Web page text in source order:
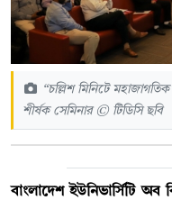
“চল্লিশ মিনিটে মহাজাগতিক
শীর্ষক সেমিনার © টিডিসি ছবি
বাংলাদেশ ইউনিভার্সিটি